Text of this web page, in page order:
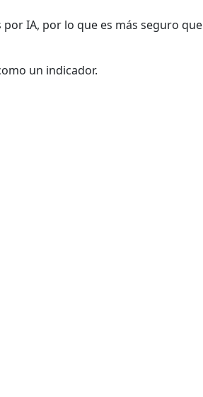
IA, por lo que es más seguro que
un indicador.